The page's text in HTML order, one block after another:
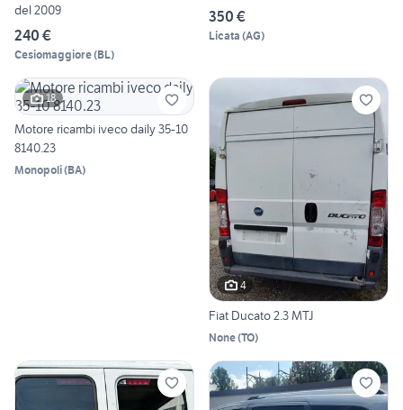
del 2009
240 €
Cesiomaggiore(BL)
350 €
Licata (AG)
18
Motore ricambi iveco daily 35-10
8140.23
Monopoli(BA)
4
Fiat Ducato 2.3 MTJ
None(TO)